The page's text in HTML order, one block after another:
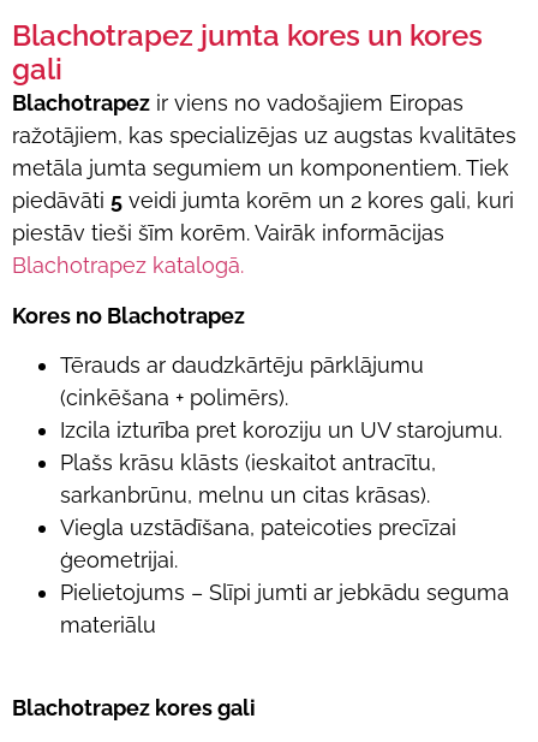
Blachotrapez jumta kores un kores
gali
Blachotrapez ir viens no vadošajiem Eiropas
ražotājiem, kas specializējas uz augstas kvalitātes
metāla jumta segumiem un komponentiem. Tiek
piedāvāti 5 veidi jumta korēm un 2 kores gali, kuri
piestāv tieši šīm korēm. Vairāk informācijas
Blachotrapez katalogā.
Kores no Blachotrapez
Tērauds ar daudzkārtēju pārklājumu
(cinkēšana + polimērs).
Izcila izturība pret koroziju un UV starojumu.
Plašs krāsu klāsts (ieskaitot antracītu,
sarkanbrūnu, melnu un citas krāsas).
Viegla uzstādīšana, pateicoties precīzai
ģeometrijai.
Pielietojums – Slīpi jumti ar jebkādu seguma
materiālu
Blachotrapez kores gali